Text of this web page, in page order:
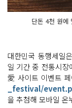
단돈 4천 원에
대한민국 동행세일
일 기간 중 전통시
愛 사이트 이벤트
_festival/
을 추첨해 모바일 온